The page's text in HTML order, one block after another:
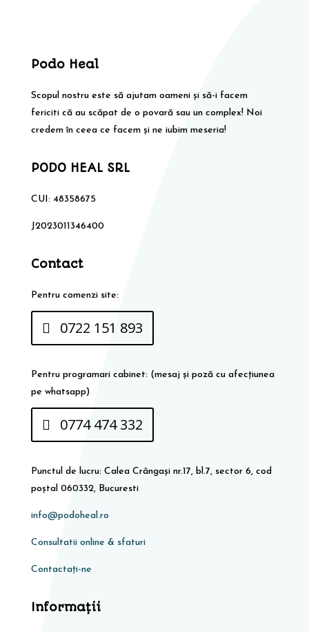
Podo Heal
Scopul nostru este să ajutam oameni și să-i facem
fericiti că au scăpat de o povară sau un complex! Noi
credem în ceea ce facem și ne iubim meseria!
PODO HEAL SRL
CUI: 48358675
J2023011346400
Contact
Pentru comenzi site:
0722 151 893
Pentru programari cabinet: (mesaj și poză cu afecțiunea
pe whatsapp)
0774 474 332
Punctul de lucru: Calea Crângași nr.17, bl.7, sector 6, cod
poștal 060332, Bucuresti
info@podoheal.ro
Consultatii online & sfaturi
Contactați-ne
Informaţii